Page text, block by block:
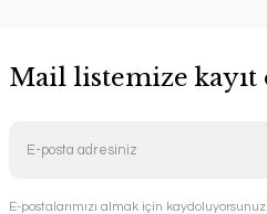
Mail listemize kayıt
E-postalarımızı almak için